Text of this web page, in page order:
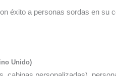
éxito a personas sordas en
Unido)